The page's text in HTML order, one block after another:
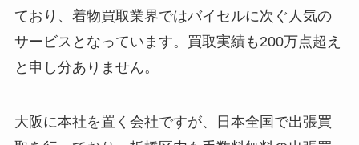
ており、着物買取業界ではバイセルに次ぐ人気の
サービスとなっています。 買取実績も200万点超え
と申し分ありません。
大阪に本社を置く会社ですが、日本全国で出張買